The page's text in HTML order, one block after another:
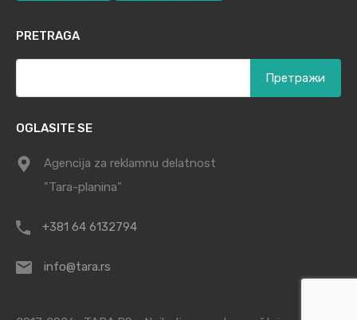
PRETRAGA
OGLASITE SE
Agencija za reklamnu delatnost
"Tara-planina"
+381 64 6132794
info@tara.rs